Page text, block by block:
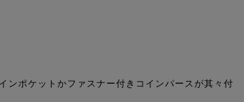
ンポケットかファスナー付きコインパースが其々付